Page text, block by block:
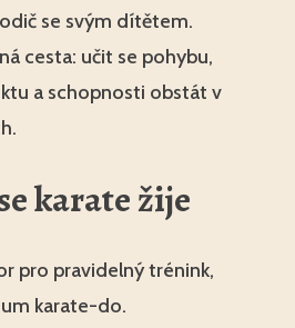
se svým dítětem.
cesta: učit se pohybu,
a schopnosti obstát v
karate žije
pro pravidelný trénink,
karate-do.